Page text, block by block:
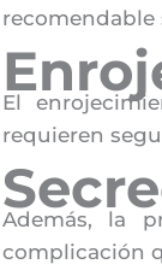
recomendable
El
requieren
Además, la
complicación